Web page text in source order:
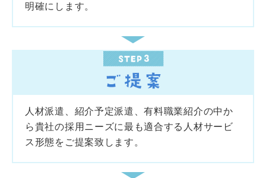
明確にします。
人材派遣、紹介予定派遣、有料職業紹介の中か
ら貴社の採用ニーズに最も適合する人材サービ
ス形態をご提案致します。